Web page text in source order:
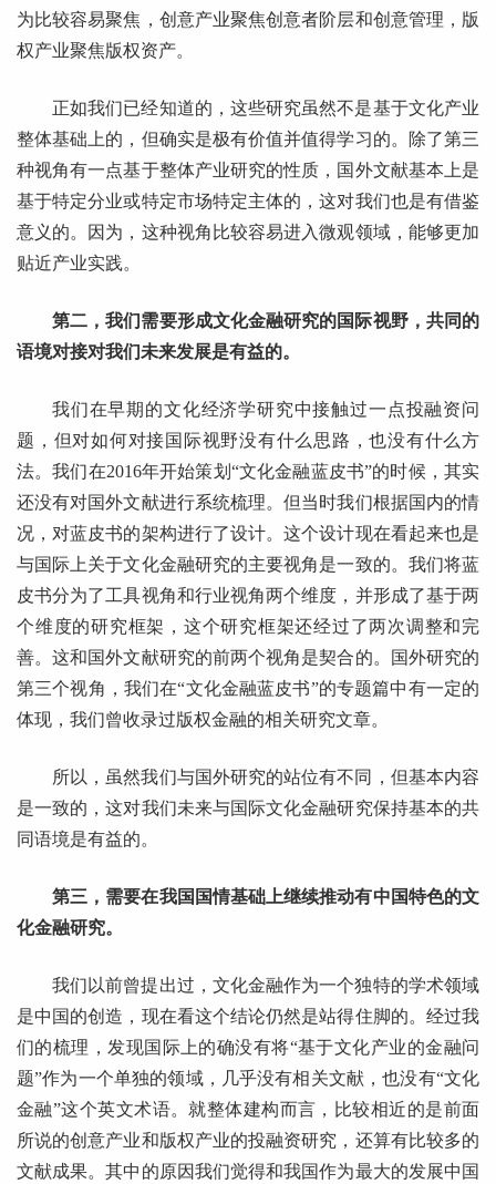
为比较容易聚焦，创意产业聚焦创意者阶层和创意管理，版
权产业聚焦版权资产。
正如我们已经知道的，这些研究虽然不是基于文化产业
整体基础上的，但确实是极有价值并值得学习的。除了第三
种视角有一点基于整体产业研究的性质，国外文献基本上是
基于特定分业或特定市场特定主体的，这对我们也是有借鉴
意义的。因为，这种视角比较容易进入微观领域，能够更加
贴近产业实践。
第二，我们需要形成文化金融研究的国际视野，共同的
语境对接对我们未来发展是有益的。
我们在早期的文化经济学研究中接触过一点投融资问
题，但对如何对接国际视野没有什么思路，也没有什么方
法。我们在2016年开始策划“文化金融蓝皮书”的时候，其实
还没有对国外文献进行系统梳理。但当时我们根据国内的情
况，对蓝皮书的架构进行了设计。这个设计现在看起来也是
与国际上关于文化金融研究的主要视角是一致的。我们将蓝
皮书分为了工具视角和行业视角两个维度，并形成了基于两
个维度的研究框架，这个研究框架还经过了两次调整和完
善。这和国外文献研究的前两个视角是契合的。国外研究的
第三个视角，我们在“文化金融蓝皮书”的专题篇中有一定的
体现，我们曾收录过版权金融的相关研究文章。
所以，虽然我们与国外研究的站位有不同，但基本内容
是一致的，这对我们未来与国际文化金融研究保持基本的共
同语境是有益的。
第三，需要在我国国情基础上继续推动有中国特色的文
化金融研究。
我们以前曾提出过，文化金融作为一个独特的学术领域
是中国的创造，现在看这个结论仍然是站得住脚的。经过我
们的梳理，发现国际上的确没有将“基于文化产业的金融问
题”作为一个单独的领域，几乎没有相关文献，也没有“文化
金融”这个英文术语。就整体建构而言，比较相近的是前面
所说的创意产业和版权产业的投融资研究，还算有比较多的
文献成果。其中的原因我们觉得和我国作为最大的发展中国